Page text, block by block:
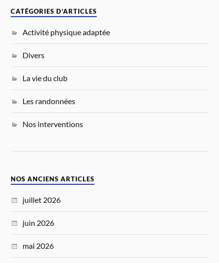
CATÉGORIES D’ARTICLES
Activité physique adaptée
Divers
La vie du club
Les randonnées
Nos interventions
NOS ANCIENS ARTICLES
juillet 2026
juin 2026
mai 2026